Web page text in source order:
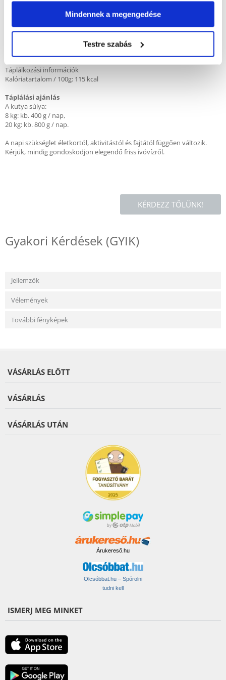
Mindennek a megengedése
Testre szabás
D3-vitamin: 300 NE, E-vitamin (all-rac-alfa-tokoferil-acetát formájában):
40mg, cink (cink-oxid formájában): 30mg, jód (vízmentes kalcium-jodát
formájában): 0,25mg, mangán (mangán(II)-szulfát, monohidrát
Táplálkozási információk
Kalóriatartalom / 100g: 115 kcal
Táplálási ajánlás
A kutya súlya:
8 kg: kb. 400 g / nap,
20 kg: kb. 800 g / nap.
A napi szükséglet életkortól, aktivitástól és fajtától függően változik.
Kérjük, mindig gondoskodjon elegendő friss ivóvízről.
KÉRDEZZ TŐLÜNK!
Gyakori Kérdések (GYIK)
Jellemzők
Vélemények
További fényképek
VÁSÁRLÁS ELŐTT
VÁSÁRLÁS
VÁSÁRLÁS UTÁN
Árukereső.hu
Olcsóbbat.hu – Spórolni
tudni kell
ISMERJ MEG MINKET